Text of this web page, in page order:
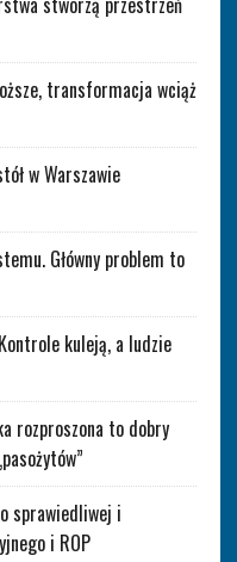
transformacja wciąż
w Warszawie
Główny problem to
kuleją, a ludzie
rozproszona to dobry
sprawiedliwej i
i ROP